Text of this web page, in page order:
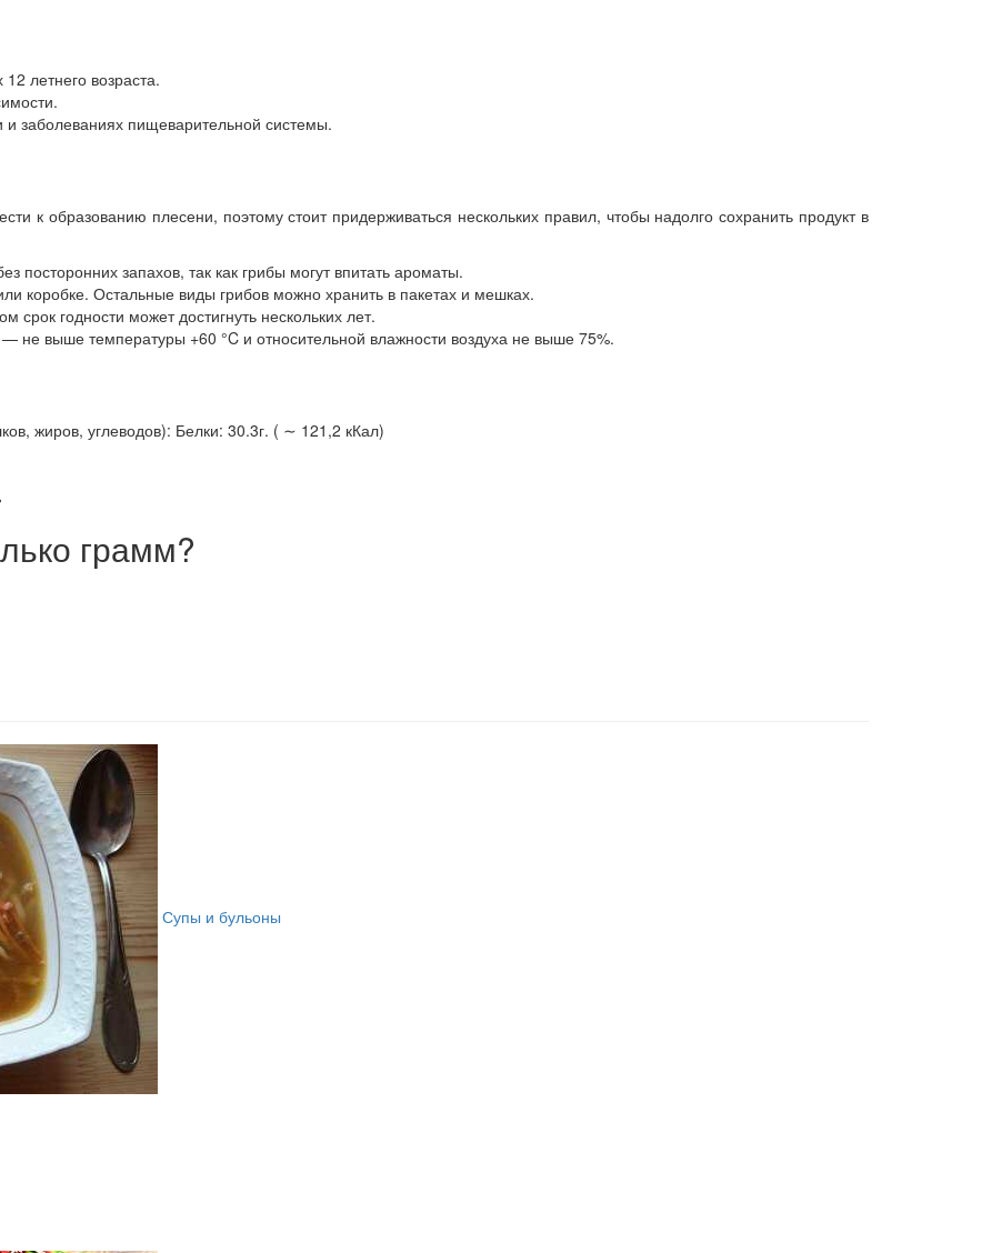
летнего возраста.
и заболеваниях пищеварительной системы.
к образованию плесени, поэтому стоит придерживаться нескольких правил, чтобы надолго сохранить продукт в
запахов, так как грибы могут впитать ароматы.
коробке. Остальные виды грибов можно хранить в пакетах и мешках.
срок годности может достигнуть нескольких лет.
не выше температуры +60 °C и относительной влажности воздуха не выше 75%.
жиров, углеводов): Белки: 30.3г. ( ∼ 121,2 кКал)
грамм?
Супы и бульоны